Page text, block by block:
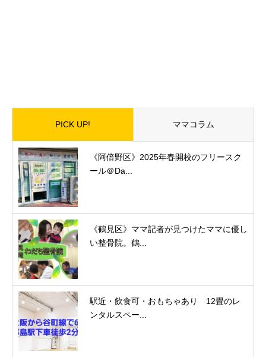
PICK UP! ママコラム
《阿倍野区》2025年春開校のフリースク
ール＠Da...
《鶴見区》ママ記者が見つけたママに優し
い整骨院。鶴...
駅近・飲食可・おもちゃあり 12畳のレ
ンタルスペー...